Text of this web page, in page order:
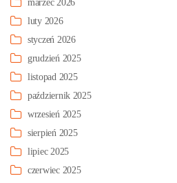
marzec 2026
luty 2026
styczeń 2026
grudzień 2025
listopad 2025
październik 2025
wrzesień 2025
sierpień 2025
lipiec 2025
czerwiec 2025